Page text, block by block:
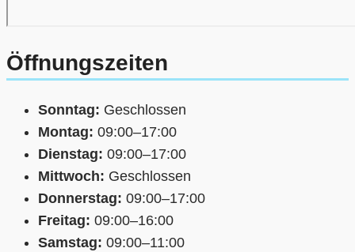
Öffnungszeiten
Sonntag: Geschlossen
Montag: 09:00–17:00
Dienstag: 09:00–17:00
Mittwoch: Geschlossen
Donnerstag: 09:00–17:00
Freitag: 09:00–16:00
Samstag: 09:00–11:00